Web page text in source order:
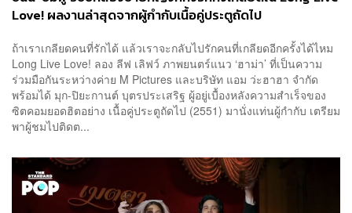
Love! ผลงานล่าสุดจากผู้กำกับเนื้อคู่ประตูถัดไป
ถ้าเราเกลียดคนที่รักได้ แล้วเราจะกลับไปรักคนที่เกลียดอีกครั้งได้ไหม
Long Live Love! ลอง ลีฟ เลิฟว์ ภาพยนตร์แนว ‘ฮาม่า’ ที่เป็นความ
ร่วมมือกันระหว่างค่าย M Pictures และบริษัท แอม ว่ะฮาฮา จำกัด
พร้อมได้ มุก-ปิยะกานต์ บุตรประเสริฐ ผู้อยู่เบื้องหลังความสำเร็จของ
ซิตคอมยอดฮิตอย่าง เนื้อคู่ประตูถัดไป (2551) มานั่งแท่นผู้กำกับ เตรียม
พาผู้ชมไปติดต...